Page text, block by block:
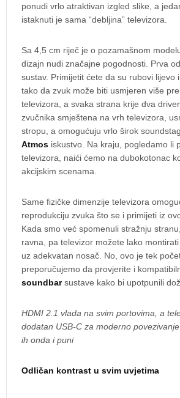
ponudi vrlo atraktivan izgled slike, a
istaknuti je sama “debljina” televizora.
Sa 4,5 cm riječ je o pozamašnom
dizajn nudi značajne pogodnosti. Prva
sustav. Primijetit ćete da su rubovi lijevo
tako da zvuk može biti usmjeren više
televizora, a svaka strana krije dva
zvučnika smještena na vrh televizora,
stropu, a omogućuju vrlo širok
Atmos iskustvo. Na kraju, pogledamo li
televizora, naići ćemo na dubokotonac
akcijskim scenama.
Same fizičke dimenzije televizora
reprodukciju zvuka što se i primijeti iz
Kada smo već spomenuli stražnju
ravna, pa televizor možete lako montirati
uz adekvatan nosač. No, ovo je tek
preporučujemo da provjerite i
soundbarsustave kako bi upotpunili
HDMI 2.1 vlada na svim portovima, a
dodatan USB-C za moderno
ih onda i puni
Odličan kontrast u svim uvjetima